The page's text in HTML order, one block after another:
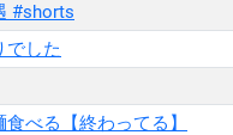
#shorts
でした
べる【終わってる】